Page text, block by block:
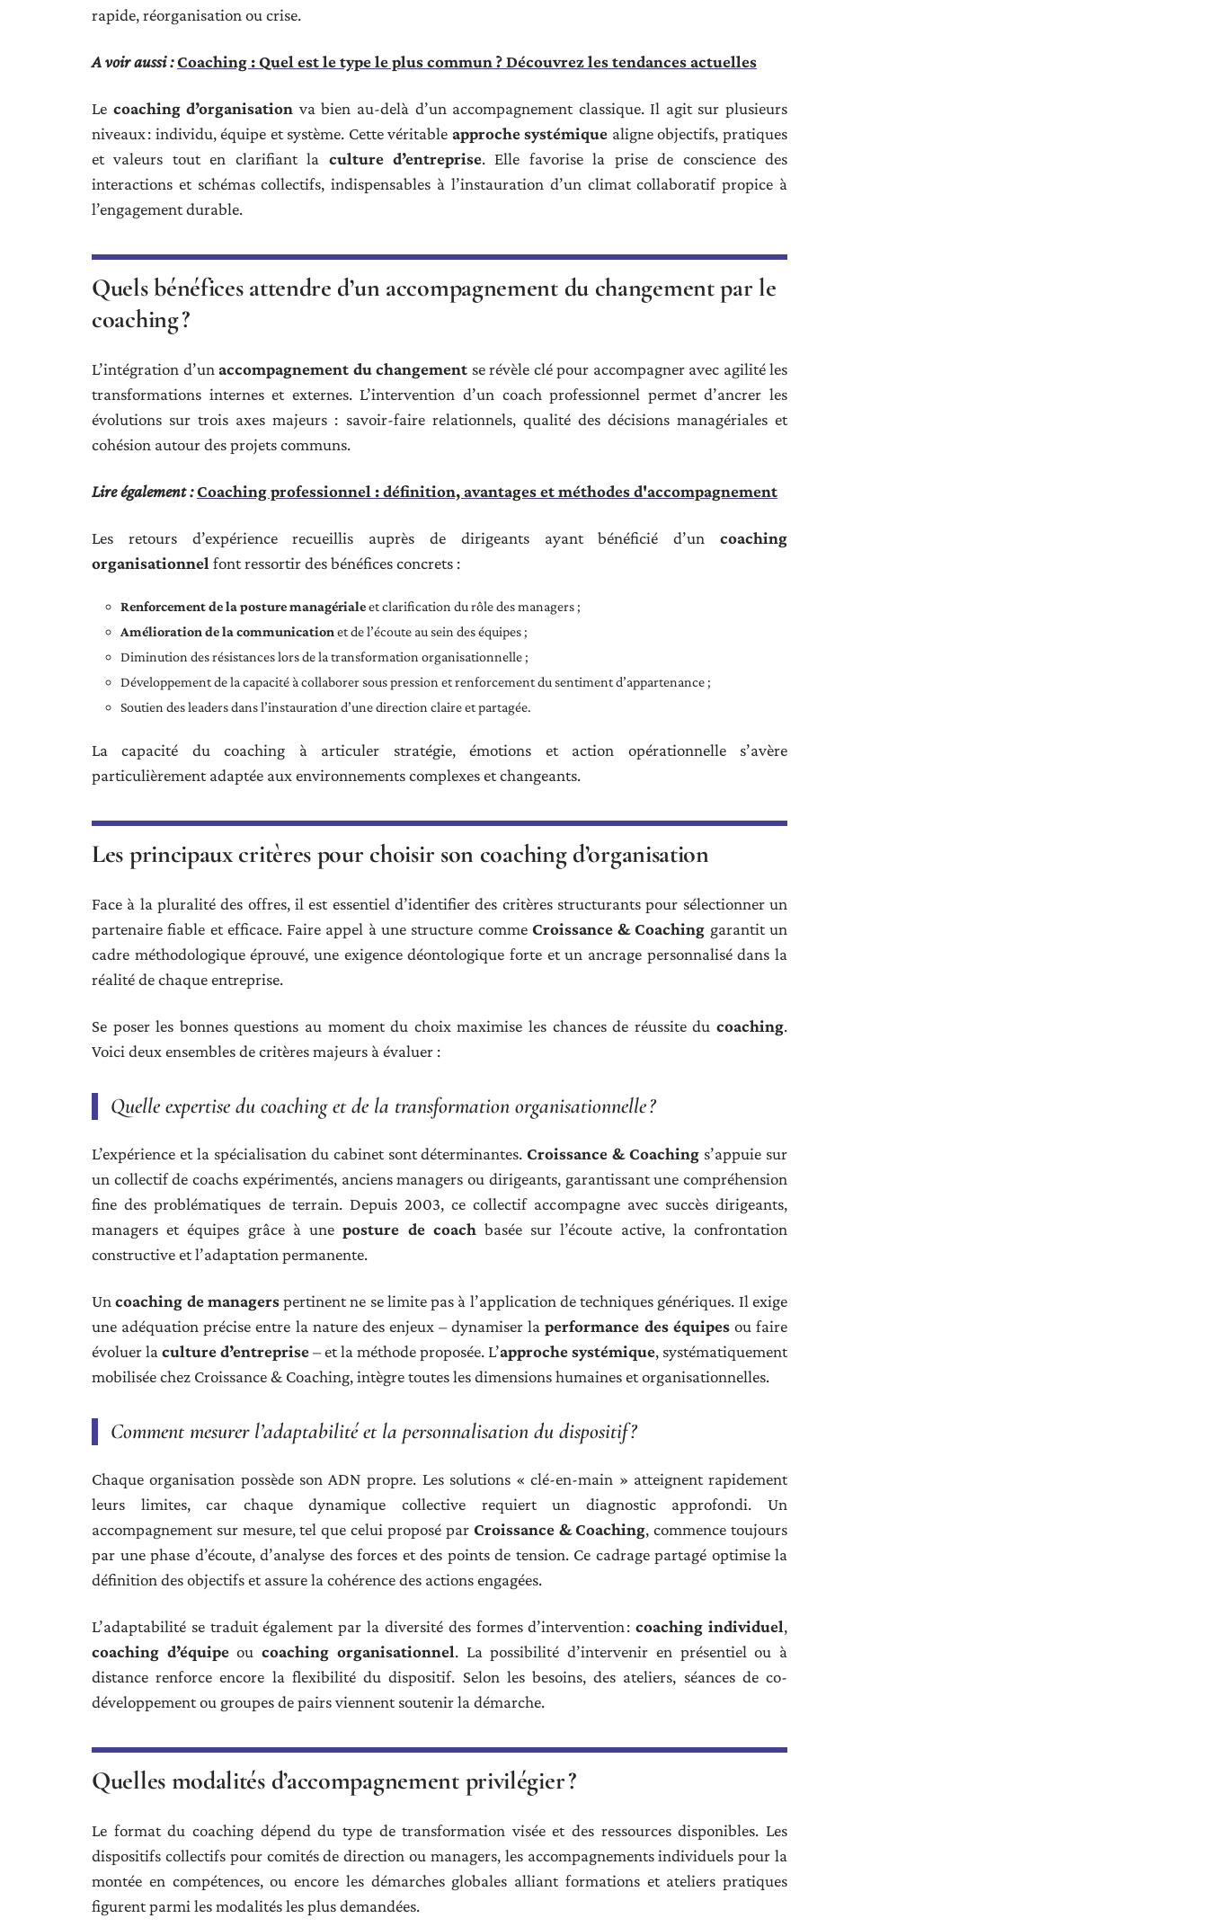
rapide, réorganisation ou crise.
A voir aussi :Coaching : Quel est le type le plus commun ? Découvrez les tendances actuelles
Le coaching d’organisation va bien au-delà d’un accompagnement classique. Il agit sur plusieurs
niveaux : individu, équipe et système. Cette véritable approche systémique aligne objectifs, pratiques
et valeurs tout en clarifiant la culture d’entreprise. Elle favorise la prise de conscience des
interactions et schémas collectifs, indispensables à l’instauration d’un climat collaboratif propice à
l’engagement durable.
Quels bénéfices attendre d’un accompagnement du changement par le
coaching ?
L’intégration d’un accompagnement du changement se révèle clé pour accompagner avec agilité les
transformations internes et externes. L’intervention d’un coach professionnel permet d’ancrer les
évolutions sur trois axes majeurs : savoir-faire relationnels, qualité des décisions managériales et
cohésion autour des projets communs.
Lire également :Coaching professionnel : définition, avantages et méthodes d'accompagnement
Les retours d’expérience recueillis auprès de dirigeants ayant bénéficié d’un coaching
organisationnel font ressortir des bénéfices concrets :
Renforcement de la posture managérialeet clarification du rôle des managers ;
Amélioration de la communication et de l’écoute au sein des équipes ;
Diminution des résistances lors de la transformation organisationnelle ;
Développement de la capacité à collaborer sous pression et renforcement du sentiment d’appartenance ;
Soutien des leaders dans l’instauration d’une direction claire et partagée.
La capacité du coaching à articuler stratégie, émotions et action opérationnelle s’avère
particulièrement adaptée aux environnements complexes et changeants.
Les principaux critères pour choisir son coaching d’organisation
Face à la pluralité des offres, il est essentiel d’identifier des critères structurants pour sélectionner un
partenaire fiable et efficace. Faire appel à une structure comme Croissance & Coaching garantit un
cadre méthodologique éprouvé, une exigence déontologique forte et un ancrage personnalisé dans la
réalité de chaque entreprise.
Se poser les bonnes questions au moment du choix maximise les chances de réussite du coaching.
Voici deux ensembles de critères majeurs à évaluer :
Quelle expertise du coaching et de la transformation organisationnelle ?
L’expérience et la spécialisation du cabinet sont déterminantes.Croissance & Coaching s’appuie sur
un collectif de coachs expérimentés, anciens managers ou dirigeants, garantissant une compréhension
fine des problématiques de terrain. Depuis 2003, ce collectif accompagne avec succès dirigeants,
managers et équipes grâce à uneposture de coach basée sur l’écoute active, la confrontation
constructive et l’adaptation permanente.
Uncoaching de managerspertinent ne se limite pas à l’application de techniques génériques. Il exige
une adéquation précise entre la nature des enjeux – dynamiser laperformance des équipesou faire
évoluer la culture d’entreprise– et la méthode proposée. L’approche systémique, systématiquement
mobilisée chez Croissance & Coaching, intègre toutes les dimensions humaines et organisationnelles.
Comment mesurer l’adaptabilité et la personnalisation du dispositif ?
Chaque organisation possède son ADN propre. Les solutions « clé-en-main » atteignent rapidement
leurs limites, car chaque dynamique collective requiert un diagnostic approfondi. Un
accompagnement sur mesure, tel que celui proposé par Croissance & Coaching, commence toujours
par une phase d’écoute, d’analyse des forces et des points de tension. Ce cadrage partagé optimise la
définition des objectifs et assure la cohérence des actions engagées.
L’adaptabilité se traduit également par la diversité des formes d’intervention :coaching individuel,
coaching d’équipeoucoaching organisationnel. La possibilité d’intervenir en présentiel ou à
distance renforce encore la flexibilité du dispositif. Selon les besoins, des ateliers, séances de co-
développement ou groupes de pairs viennent soutenir la démarche.
Quelles modalités d’accompagnement privilégier ?
Le format du coaching dépend du type de transformation visée et des ressources disponibles. Les
dispositifs collectifs pour comités de direction ou managers, les accompagnements individuels pour la
montée en compétences, ou encore les démarches globales alliant formations et ateliers pratiques
figurent parmi les modalités les plus demandées.